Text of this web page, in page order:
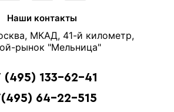
Наши контакты
МКАД, 41-й километр,
рынок "Мельница"
(495) 133-62-41
64-22-515